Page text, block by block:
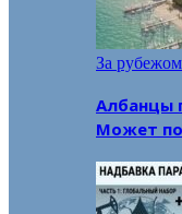
За рубежом
Албанцы
Может